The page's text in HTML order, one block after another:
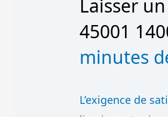
Laisser
45001
minutes
L’exigence de